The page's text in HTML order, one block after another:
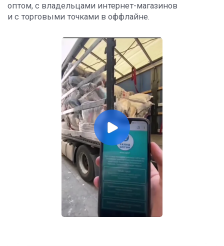
оптом, с владельцами интернет-магазинов
и с торговыми точками в оффлайне.